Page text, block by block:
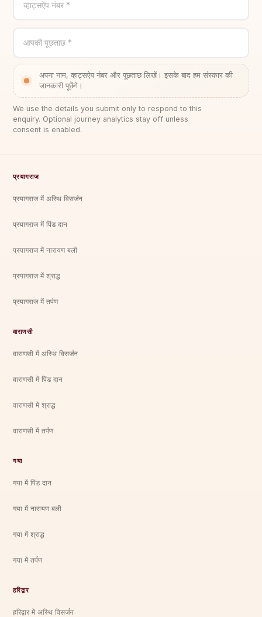
व्हाट्सऐप नंबर *
आपकी पूछताछ *
अपना नाम, व्हाट्सऐप नंबर और पूछताछ लिखें। इसके बाद हम संस्कार की
जानकारी पूछेंगे।
We use the details you submit only to respond to this
enquiry. Optional journey analytics stay off unless
consent is enabled.
प्रयागराज
प्रयागराज में अस्थि विसर्जन
प्रयागराज में पिंड दान
प्रयागराज में नारायण बली
प्रयागराज में श्राद्ध
प्रयागराज में तर्पण
वाराणसी
वाराणसी में अस्थि विसर्जन
वाराणसी में पिंड दान
वाराणसी में श्राद्ध
वाराणसी में तर्पण
गया
गया में पिंड दान
गया में नारायण बली
गया में श्राद्ध
गया में तर्पण
हरिद्वार
हरिद्वार में अस्थि विसर्जन